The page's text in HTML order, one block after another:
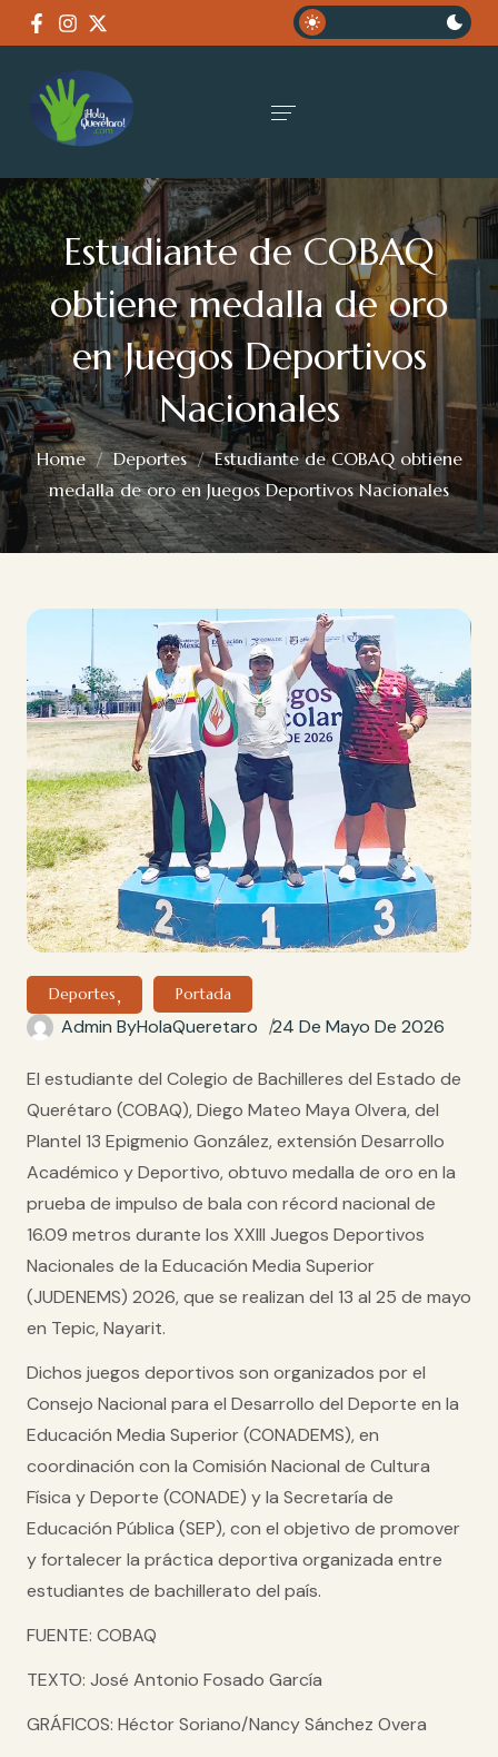
Estudiante de COBAQ
obtiene medalla de oro
en Juegos Deportivos
Nacionales
Home Deportes
Estudiante de COBAQ obtiene
medalla de oro en Juegos Deportivos Nacionales
Deportes Portada
Admin ByHolaQueretaro 24 De Mayo De 2026
El estudiante del Colegio de Bachilleres del Estado de
Querétaro (COBAQ), Diego Mateo Maya Olvera, del
Plantel 13 Epigmenio González, extensión Desarrollo
Académico y Deportivo, obtuvo medalla de oro en la
prueba de impulso de bala con récord nacional de
16.09 metros durante los XXIII Juegos Deportivos
Nacionales de la Educación Media Superior
(JUDENEMS) 2026, que se realizan del 13 al 25 de mayo
en Tepic, Nayarit.
Dichos juegos deportivos son organizados por el
Consejo Nacional para el Desarrollo del Deporte en la
Educación Media Superior (CONADEMS), en
coordinación con la Comisión Nacional de Cultura
Física y Deporte (CONADE) y la Secretaría de
Educación Pública (SEP), con el objetivo de promover
y fortalecer la práctica deportiva organizada entre
estudiantes de bachillerato del país.
FUENTE: COBAQ
TEXTO: José Antonio Fosado García
GRÁFICOS: Héctor Soriano/Nancy Sánchez Overa